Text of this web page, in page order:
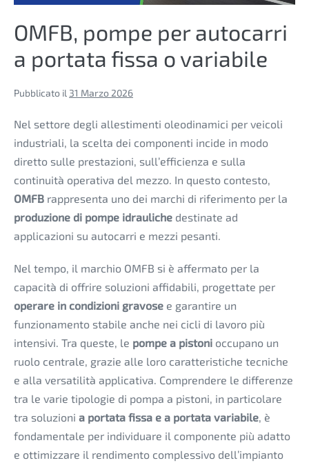
OMFB, pompe per autocarri
a portata fissa o variabile
Pubblicato il 31 Marzo 2026
Nel settore degli allestimenti oleodinamici per veicoli
industriali, la scelta dei componenti incide in modo
diretto sulle prestazioni, sull’efficienza e sulla
continuità operativa del mezzo. In questo contesto,
OMFB rappresenta uno dei marchi di riferimento per la
produzione di pompe idrauliche destinate ad
applicazioni su autocarri e mezzi pesanti.
Nel tempo, il marchio OMFB si è affermato per la
capacità di offrire soluzioni affidabili, progettate per
operare in condizioni gravose e garantire un
funzionamento stabile anche nei cicli di lavoro più
intensivi. Tra queste, le pompe a pistoni occupano un
ruolo centrale, grazie alle loro caratteristiche tecniche
e alla versatilità applicativa. Comprendere le differenze
tra le varie tipologie di pompa a pistoni, in particolare
tra soluzioni a portata fissa e a portata variabile , è
fondamentale per individuare il componente più adatto
e ottimizzare il rendimento complessivo dell’impianto